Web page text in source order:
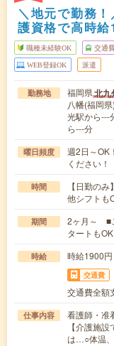
＼地元で勤務
護資格で高時給
職種未経験OK 交通
WEB登録OK 派遣
勤務地 福岡県北九
八幡(福岡
光駅から---
ら---分
曜日頻度
週2日～OK
ください！
時間
【日勤の
他シフトも
期間
2ヶ月～ ■
タートもOK
時給 時給1900
交通費
交通費全額
仕事内容
看護師・准
【介護施
は…○体温